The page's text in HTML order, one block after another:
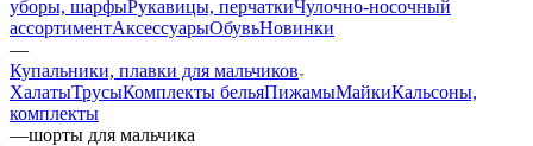
уборы, шарфыРукавицы, перчаткиЧулочно-носочный
ассортиментАксессуарыОбувьНовинки
—
Купальники, плавки для мальчиков
ХалатыТрусыКомплекты бельяПижамыМайкиКальсоны,
комплекты
—шорты для мальчика